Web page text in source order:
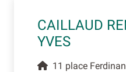
CAILLAUD
YVES
11 place